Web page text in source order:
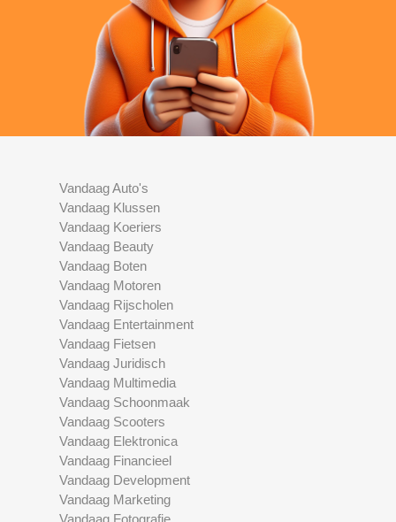
Vandaag Auto's
Vandaag Klussen
Vandaag Koeriers
Vandaag Beauty
Vandaag Boten
Vandaag Motoren
Vandaag Rijscholen
Vandaag Entertainment
Vandaag Fietsen
Vandaag Juridisch
Vandaag Multimedia
Vandaag Schoonmaak
Vandaag Scooters
Vandaag Elektronica
Vandaag Financieel
Vandaag Development
Vandaag Marketing
Vandaag Fotografie